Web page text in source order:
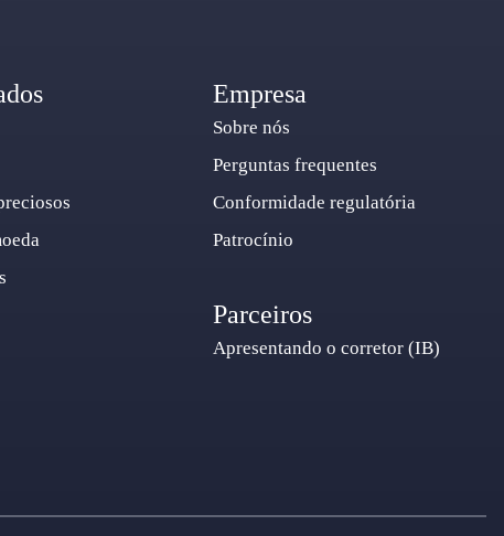
Empresa
Sobre nós
Perguntas frequentes
Conformidade regulatória
Patrocínio
Parceiros
Apresentando o corretor (IB)